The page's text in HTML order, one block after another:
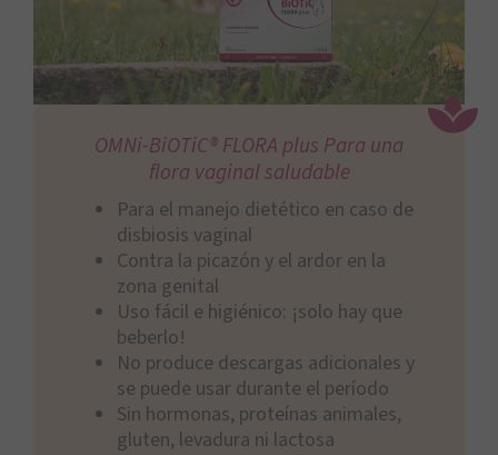
OMNi-BiOTiC® FLORA plus Para una
flora vaginal saludable
Para el manejo dietético en caso de
disbiosis vaginal
Contra la picazón y el ardor en la
zona genital
Uso fácil e higiénico: ¡solo hay que
beberlo!
No produce descargas adicionales y
se puede usar durante el período
Sin hormonas, proteínas animales,
gluten, levadura ni lactosa